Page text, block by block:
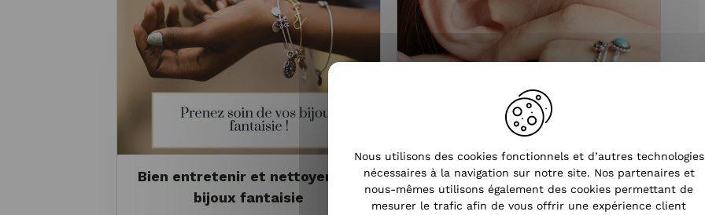
Bien entretenir et nettoyer vos
bijoux fantaisie
Bien choisir ses boucles
d'oreilles
Nous utilisons des cookies fonctionnels et d’autres technologies
nécessaires à la navigation sur notre site. Nos partenaires et
nous-mêmes utilisons également des cookies permettant de
mesurer le trafic afin de vous offrir une expérience client